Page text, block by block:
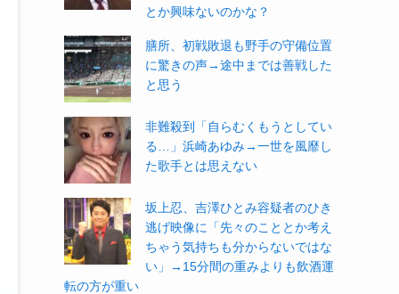
とか興味ないのかな？
膳所、初戦敗退も野手の守備位置
に驚きの声→途中までは善戦した
と思う
非難殺到「自らむくもうとしてい
る…」浜崎あゆみ→一世を風靡し
た歌手とは思えない
坂上忍、吉澤ひとみ容疑者のひき
逃げ映像に「先々のこととか考え
ちゃう気持ちも分からないではな
い」→15分間の重みよりも飲酒運
転の方が重い